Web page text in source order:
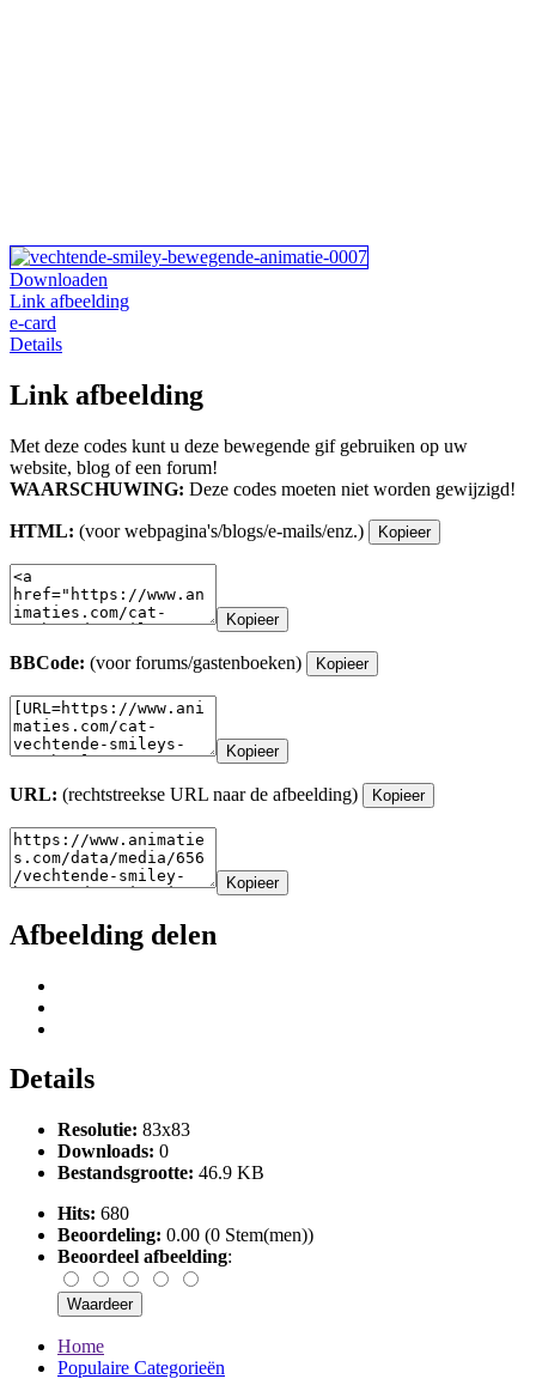
Downloaden
Link afbeelding
e-card
Details
Link afbeelding
Met deze codes kunt u deze bewegende gif gebruiken op uw
website, blog of een forum!
WAARSCHUWING: Deze codes moeten niet worden gewijzigd!
HTML: (voor webpagina's/blogs/e-mails/enz.) Kopieer
Kopieer
BBCode: (voor forums/gastenboeken) Kopieer
Kopieer
URL: (rechtstreekse URL naar de afbeelding) Kopieer
Kopieer
Afbeelding delen
Details
Resolutie: 83x83
Downloads: 0
Bestandsgrootte: 46.9 KB
Hits: 680
Beoordeling: 0.00 (0 Stem(men))
Beoordeel afbeelding:
Home
Populaire Categorieën